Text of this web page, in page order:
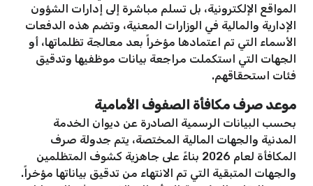
المواقع الإلكترونية، بل تسلم مباشرة إلى إدارات الشؤون
الإدارية والمالية في الوزارات المعنية، وتضم هذه الدفعات
الأسماء التي تم اعتمادها مؤخراً بعد معالجة تظلماتها، أو
الجهات التي استكملت مراجعة بيانات موظفيها وتدقيق
فئات استحقاقهم.
موعد صرف مكافأة الصفوف الأمامية
بحسب البيانات الرسمية الصادرة عن ديوان الخدمة
المدنية والجهات المالية المختصة، يتم جدولة صرف
المكافأة لعام 2026 بناءً على جاهزية كشوف المتظلمين
والجهات المتبقية التي تم الانتهاء من تدقيق بياناتها مؤخراً.